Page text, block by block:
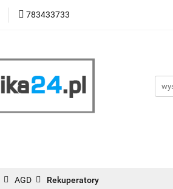
783433733
Łazienka
Wyprzedaż WYCENA
AGD Rekuperatory